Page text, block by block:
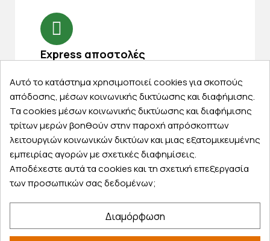
Express αποστολές
παραλάβετε αύριο στην πόρτα σας
Εξυπηρέτηση πελατών
Λογαριασμός
Τα αγαπημένα μου
Τρόποι παραγγελίας
Τρόποι πληρωμής
Αυτό το κατάστημα χρησιμοποιεί cookies για σκοπούς
απόδοσης, μέσων κοινωνικής δικτύωσης και διαφήμισης.
Τα cookies μέσων κοινωνικής δικτύωσης και διαφήμισης
τρίτων μερών βοηθούν στην παροχή απρόσκοπτων
λειτουργιών κοινωνικών δικτύων και μιας εξατομικευμένης
εμπειρίας αγορών με σχετικές διαφημίσεις.
Αποδέχεστε αυτά τα cookies και τη σχετική επεξεργασία
των προσωπικών σας δεδομένων;
Διαμόρφωση